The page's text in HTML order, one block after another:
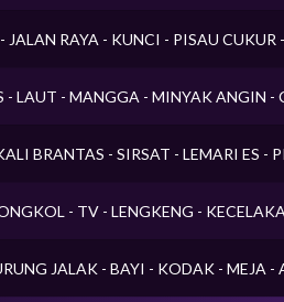
JALAN RAYA - KUNCI - PISAU CUKUR
- LAUT - MANGGA - MINYAK ANGIN -
BRANTAS - SIRSAT - LEMARI ES -
- TV - LENGKENG -
JALAK - BAYI - KODAK - MEJA -